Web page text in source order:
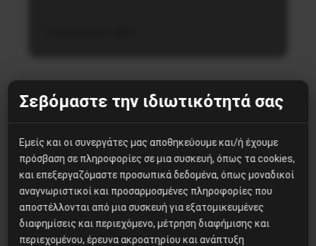
Δημοφιλή Άρθρα
Βίλχελμ Λίμπκνεχτ: από τα
οδοφράγματα στην οικοδόμηση
του εργατικού κόμματος
Σεβόμαστε την ιδιωτικότητά σας
Εμείς και οι συνεργάτες μας αποθηκεύουμε και/ή έχουμε
πρόσβαση σε πληροφορίες σε μια συσκευή, όπως τα cookies,
και επεξεργαζόμαστε προσωπικά δεδομένα, όπως μοναδικοί
αναγνωριστικοί και προσαρμοσμένες πληροφορίες που
αποστέλλονται από μια συσκευή για εξατομικευμένες
διαφημίσεις και περιεχόμενο, μέτρηση διαφήμισης και
περιεχομένου, έρευνα ακροατηρίου και ανάπτυξη